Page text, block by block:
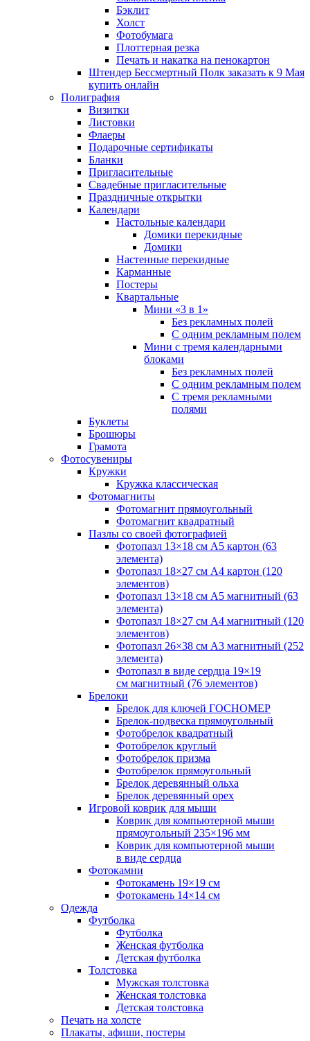
Бэклит
Холст
Фотобумага
Плоттерная резка
Печать и накатка на пенокартон
Штендер Бессмертный Полк заказать к 9 Мая
купить онлайн
Полиграфия
Визитки
Листовки
Флаеры
Подарочные сертификаты
Бланки
Пригласительные
Свадебные пригласительные
Праздничные открытки
Календари
Настольные календари
Домики перекидные
Домики
Настенные перекидные
Карманные
Постеры
Квартальные
Мини «3 в 1»
Без рекламных полей
С одним рекламным полем
Мини с тремя календарными
блоками
Без рекламных полей
С одним рекламным полем
С тремя рекламными
полями
Буклеты
Брошюры
Грамота
Фотосувениры
Кружки
Кружка классическая
Фотомагниты
Фотомагнит прямоугольный
Фотомагнит квадратный
Пазлы со своей фотографией
Фотопазл 13×18 см А5 картон (63
элемента)
Фотопазл 18×27 см А4 картон (120
элементов)
Фотопазл 13×18 см А5 магнитный (63
элемента)
Фотопазл 18×27 см А4 магнитный (120
элементов)
Фотопазл 26×38 см А3 магнитный (252
элемента)
Фотопазл в виде сердца 19×19
см магнитный (76 элементов)
Брелоки
Брелок для ключей ГОСНОМЕР
Брелок-подвеска прямоугольный
Фотобрелок квадратный
Фотобрелок круглый
Фотобрелок призма
Фотобрелок прямоугольный
Брелок деревянный ольха
Брелок деревянный орех
Игровой коврик для мыши
Коврик для компьютерной мыши
прямоугольный 235×196 мм
Коврик для компьютерной мыши
в виде сердца
Фотокамни
Фотокамень 19×19 см
Фотокамень 14×14 см
Одежда
Футболка
Футболка
Женская футболка
Детская футболка
Толстовка
Мужская толстовка
Женская толстовка
Детская толстовка
Печать на холсте
Плакаты, афиши, постеры